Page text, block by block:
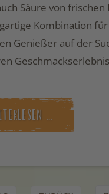
Säure von
Kombination
Genießer auf der
…